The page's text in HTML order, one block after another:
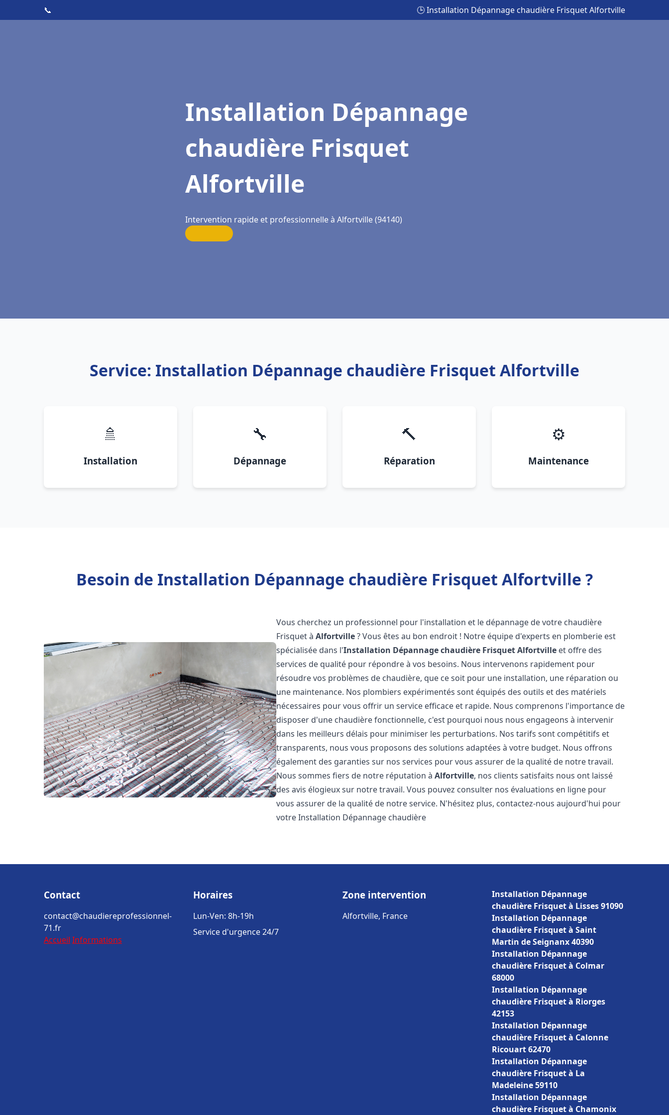
📞 🕒 Installation Dépannage chaudière Frisquet Alfortville
Installation Dépannage
chaudière Frisquet
Alfortville
Intervention rapide et professionnelle à Alfortville (94140)
Service: Installation Dépannage chaudière Frisquet Alfortville
🚿
Installation
🔧
Dépannage
🔨
Réparation
⚙️
Maintenance
Besoin de Installation Dépannage chaudière Frisquet Alfortville ?
Vous cherchez un professionnel pour l'installation et le dépannage de votre chaudière
Frisquet àAlfortville? Vous êtes au bon endroit ! Notre équipe d'experts en plomberie est
spécialisée dans l'Installation Dépannage chaudière FrisquetAlfortville et offre des
services de qualité pour répondre à vos besoins. Nous intervenons rapidement pour
résoudre vos problèmes de chaudière, que ce soit pour une installation, une réparation ou
une maintenance. Nos plombiers expérimentés sont équipés des outils et des matériels
nécessaires pour vous offrir un service efficace et rapide. Nous comprenons l'importance de
disposer d'une chaudière fonctionnelle, c'est pourquoi nous nous engageons à intervenir
dans les meilleurs délais pour minimiser les perturbations. Nos tarifs sont compétitifs et
transparents, nous vous proposons des solutions adaptées à votre budget. Nous offrons
également des garanties sur nos services pour vous assurer de la qualité de notre travail.
Nous sommes fiers de notre réputation àAlfortville, nos clients satisfaits nous ont laissé
des avis élogieux sur notre travail. Vous pouvez consulter nos évaluations en ligne pour
vous assurer de la qualité de notre service. N'hésitez plus, contactez-nous aujourd'hui pour
votre Installation Dépannage chaudière
Contact
contact@chaudiereprofessionnel-
71.fr
Accueil Informations
Horaires
Lun-Ven: 8h-19h
Service d'urgence 24/7
Zone intervention
Alfortville, France
Installation Dépannage
chaudière Frisquet à Lisses 91090
Installation Dépannage
chaudière Frisquet à Saint
Martin de Seignanx 40390
Installation Dépannage
chaudière Frisquet à Colmar
68000
Installation Dépannage
chaudière Frisquet à Riorges
42153
Installation Dépannage
chaudière Frisquet à Calonne
Ricouart 62470
Installation Dépannage
chaudière Frisquet à La
Madeleine 59110
Installation Dépannage
chaudière Frisquet à Chamonix